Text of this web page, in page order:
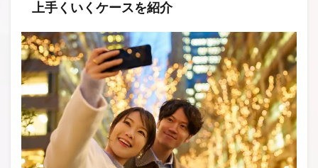
上手くいくケースを紹介